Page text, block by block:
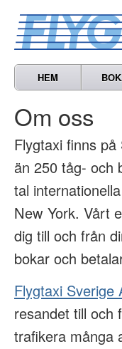
HEM
Om oss
Flygtaxi finns
än 250 tåg- och
tal
New York. Vårt
dig till och från
bokar och
Flygtaxi Sverige
resandet till och
trafikera många